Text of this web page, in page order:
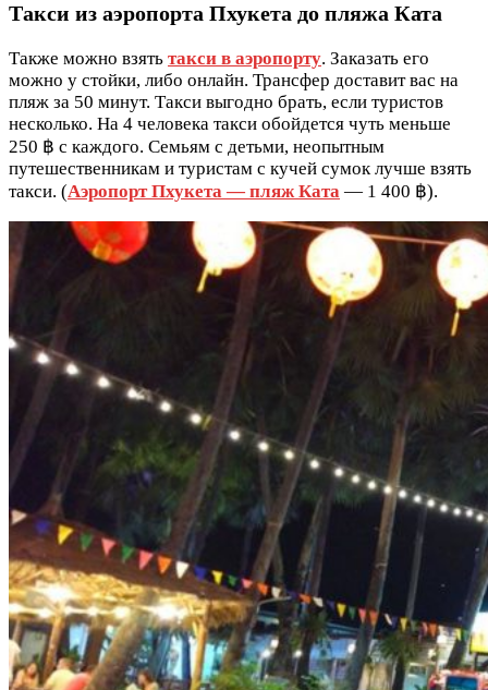
Такси из аэропорта Пхукета до пляжа Ката
Также можно взять такси в аэропорту. Заказать его
можно у стойки, либо онлайн. Трансфер доставит вас на
пляж за 50 минут. Такси выгодно брать, если туристов
несколько. На 4 человека такси обойдется чуть меньше
250 ฿ с каждого. Семьям с детьми, неопытным
путешественникам и туристам с кучей сумок лучше взять
такси. (Аэропорт Пхукета — пляж Ката — 1 400 ฿).